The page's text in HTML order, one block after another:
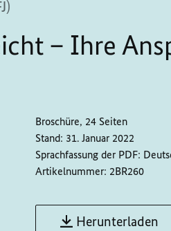
– Ihre
Broschüre, 24 Seiten
Stand: 31. Januar 2022
Sprachfassung der PDF:
Artikelnummer: 2BR260
Herunterladen